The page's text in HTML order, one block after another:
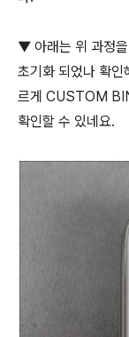
▼ 아래는 위 과정을
초기화 되었나 확인
르게 CUSTOM
확인할 수 있네요.